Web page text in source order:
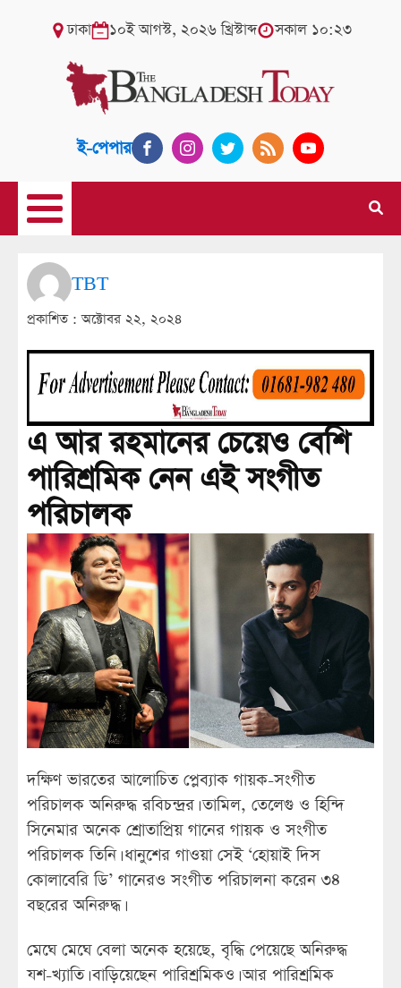
ঢাকা ১০ই আগস্ট, ২০২৬ খ্রিস্টাব্দ সকাল ১০:২৩
ই-পেপার
TBT
প্রকাশিত :অক্টোবর ২২, ২০২৪
এ আর রহমানের চেয়েও বেশি
পারিশ্রমিক নেন এই সংগীত
পরিচালক
দক্ষিণ ভারতের আলোচিত প্লেব্যাক গায়ক-সংগীত
পরিচালক অনিরুদ্ধ রবিচন্দ্রর। তামিল, তেলেগু ও হিন্দি
সিনেমার অনেক শ্রোতাপ্রিয় গানের গায়ক ও সংগীত
পরিচালক তিনি। ধানুশের গাওয়া সেই ‘হোয়াই দিস
কোলাবেরি ডি’ গানেরও সংগীত পরিচালনা করেন ৩৪
বছরের অনিরুদ্ধ।
মেঘে মেঘে বেলা অনেক হয়েছে, বৃদ্ধি পেয়েছে অনিরুদ্ধ
যশ-খ্যাতি। বাড়িয়েছেন পারিশ্রমিকও। আর পারিশ্রমিক